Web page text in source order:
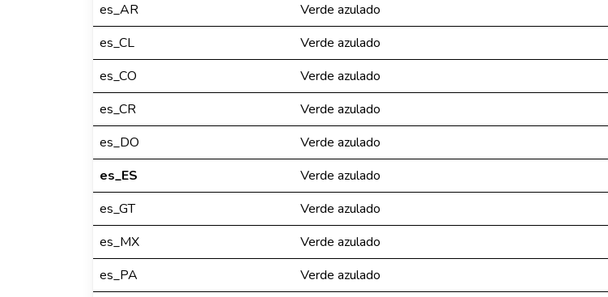
es_AR
Verde azulado
es_CL
Verde azulado
es_CO
Verde azulado
es_CR
Verde azulado
es_DO
Verde azulado
es_ES
Verde azulado
es_GT
Verde azulado
es_MX
Verde azulado
es_PA
Verde azulado